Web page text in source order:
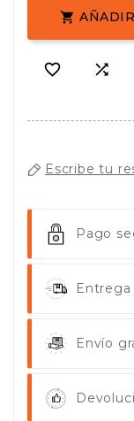

 
Escribe tu
Pago
Entrega
Envío